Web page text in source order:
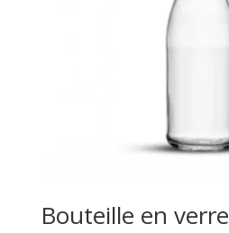
Bouteille en verre